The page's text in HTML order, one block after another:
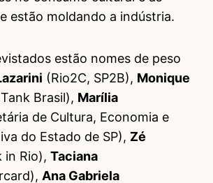
estão moldando a indústria.
estão nomes de peso
(Rio2C, SP2B), Monique
Brasil), Marília
de Cultura, Economia e
do Estado de SP), Zé
in Rio), Taciana
Ana Gabriela